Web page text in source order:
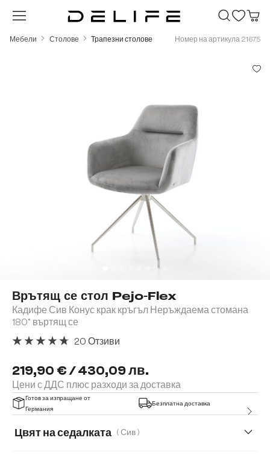
Преминете към основното съдържание
Мебели Столове Трапезни столове Номер на артикула 21675
Врътящ се стол Pejo-Flex
Кадифе Сив Конус крак кръгъл Неръждаема стомана
180° въртящ се
219,90 € / 430,09 лв.
Цени с ДДС плюс разходи за доставка
20 Отзиви
Готов за изпращане от
Германия
Безплатна доставка
Цвят на седалката ( Сив )